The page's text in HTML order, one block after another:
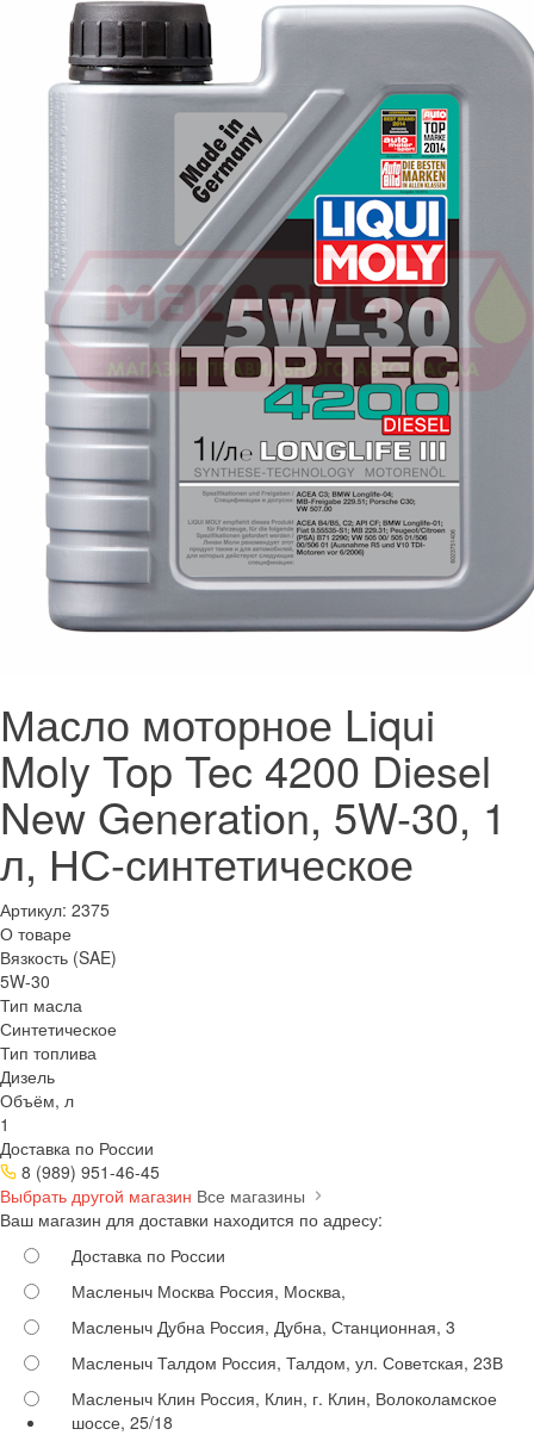
Масло моторное Liqui
Moly Top Tec 4200 Diesel
New Generation, 5W-30, 1
л, НС-синтетическое
Артикул: 2375
О товаре
Вязкость (SAE)
5W-30
Тип масла
Синтетическое
Тип топлива
Дизель
Объём, л
1
Доставка по России
8 (989) 951-46-45
Выбрать другой магазин Все магазины
Ваш магазин для доставки находится по адресу:
Доставка по России
Масленыч Москва Россия, Москва,
Масленыч Дубна Россия, Дубна, Станционная, 3
Масленыч Талдом Россия, Талдом, ул. Советская, 23В
Масленыч Клин Россия, Клин, г. Клин, Волоколамское
шоссе, 25/18